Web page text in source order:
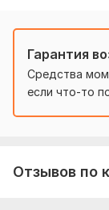
с Русского
с
Гарантия
Средства
если что-то
Отзывов по